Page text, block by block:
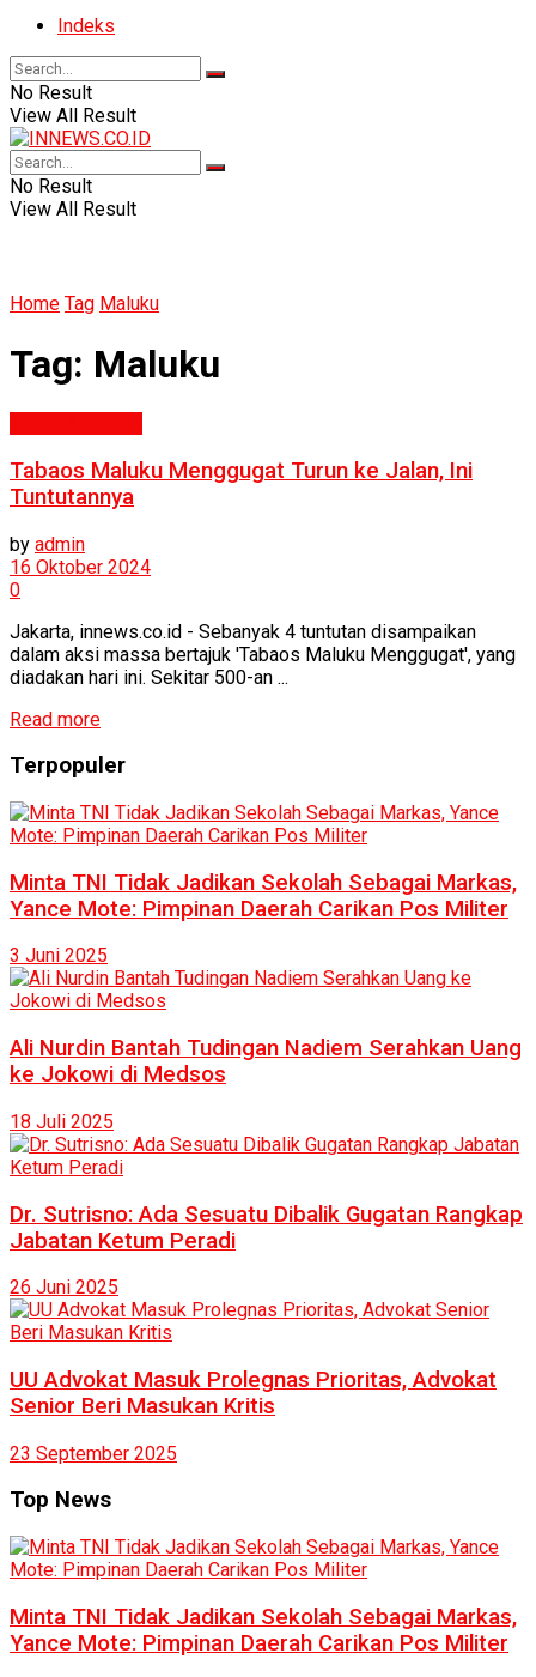
Indeks
No Result
View All Result
No Result
View All Result
Home Tag Maluku
Tag: Maluku
Tabaos Maluku Menggugat Turun ke Jalan, Ini
Tuntutannya
by admin
16 Oktober 2024
0
Jakarta, innews.co.id - Sebanyak 4 tuntutan disampaikan
dalam aksi massa bertajuk 'Tabaos Maluku Menggugat', yang
diadakan hari ini. Sekitar 500-an ...
Read more
Terpopuler
Minta TNI Tidak Jadikan Sekolah Sebagai Markas,
Yance Mote: Pimpinan Daerah Carikan Pos Militer
3 Juni 2025
Ali Nurdin Bantah Tudingan Nadiem Serahkan Uang
ke Jokowi di Medsos
18 Juli 2025
Dr. Sutrisno: Ada Sesuatu Dibalik Gugatan Rangkap
Jabatan Ketum Peradi
26 Juni 2025
UU Advokat Masuk Prolegnas Prioritas, Advokat
Senior Beri Masukan Kritis
23 September 2025
Top News
Minta TNI Tidak Jadikan Sekolah Sebagai Markas,
Yance Mote: Pimpinan Daerah Carikan Pos Militer